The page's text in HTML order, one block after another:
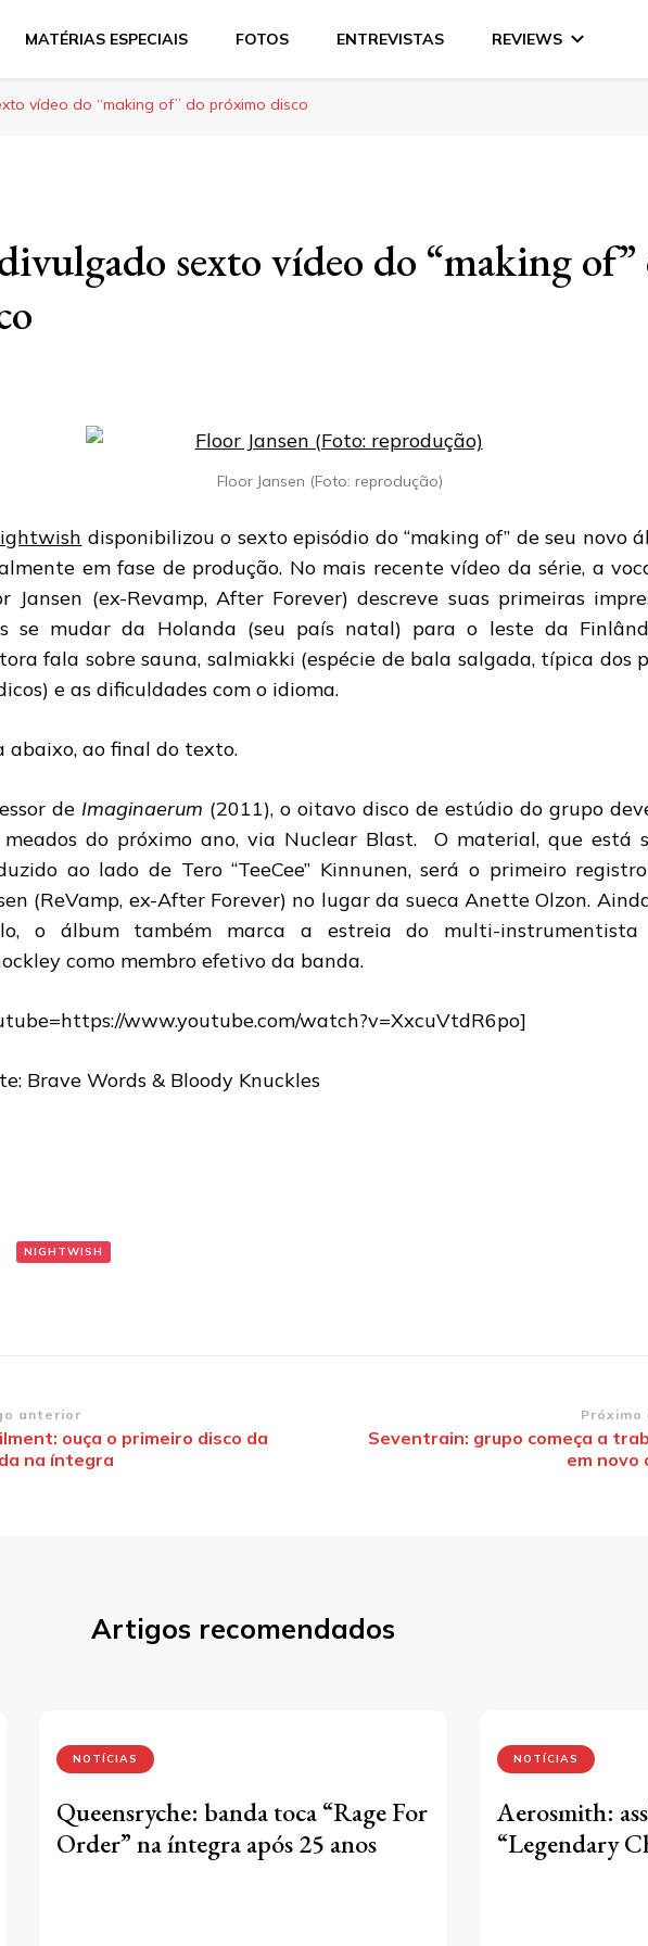
MATÉRIAS ESPECIAIS FOTOS ENTREVISTAS REVIEWS
vídeo do “making of” do próximo disco
sexto vídeo do “making of”
Floor Jansen (Foto: reprodução)
disponibilizou o sexto episódio do “making of” de seu novo
em fase de produção. No mais recente vídeo da série, a
Jansen (ex-Revamp, After Forever) descreve suas primeiras
se mudar da Holanda (seu país natal) para o leste da
fala sobre sauna, salmiakki (espécie de bala salgada, típica dos
e as dificuldades com o idioma.
abaixo, ao final do texto.
de Imaginaerum (2011), o oitavo disco de estúdio do grupo
do próximo ano, via Nuclear Blast. O material, que está
ao lado de Tero “TeeCee” Kinnunen, será o primeiro
(ReVamp, ex-After Forever) no lugar da sueca Anette Olzon.
o álbum também marca a estreia do multi-instrumentista
como membro efetivo da banda.
www.youtube.com/watch?v=XxcuVtdR6po]
Brave Words & Bloody Knuckles
NIGHTWISH
anterior
ouça o primeiro disco da
na íntegra
Seventrain: grupo começa a
em novo
Artigos recomendados
NOTÍCIAS
Queensryche: banda toca “Rage For
Order” na íntegra após 25 anos
NOTÍCIAS
Aerosmith:
“Legendary